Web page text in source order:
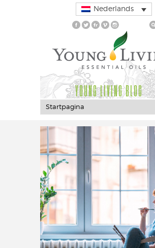
Nederlands
YOUNG LIVING BLOG